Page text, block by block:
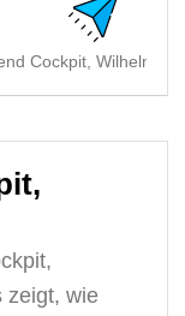
Cockpit,
zeigt, wie